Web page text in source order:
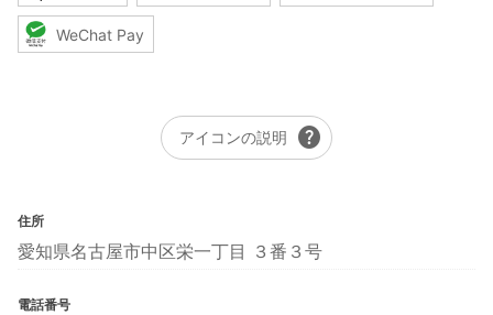
WeChat Pay
アイコンの説明 help
住所
愛知県名古屋市中区栄一丁目 ３番３号
電話番号